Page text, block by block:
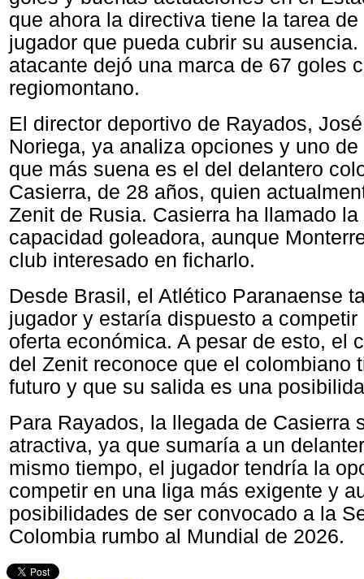
que ahora la directiva tiene la tarea
jugador que pueda cubrir su
atacante dejó una marca de 67 goles
regiomontano.
El director deportivo de Rayados,
Noriega, ya analiza opciones y uno
que más suena es el del delantero
Casierra, de 28 años, quien
Zenit de Rusia. Casierra ha llamado
capacidad goleadora, aunque
club interesado en ficharlo.
Desde Brasil, el Atlético Paranaense
jugador y estaría dispuesto a competir
oferta económica. A pesar de esto, el
del Zenit reconoce que el colombiano
futuro y que su salida es una
Para Rayados, la llegada de Casierra
atractiva, ya que sumaría a un
mismo tiempo, el jugador tendría la
competir en una liga más exigente y
posibilidades de ser convocado a la
Colombia rumbo al Mundial de 2026.